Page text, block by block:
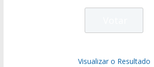
Visualizar o Resultado